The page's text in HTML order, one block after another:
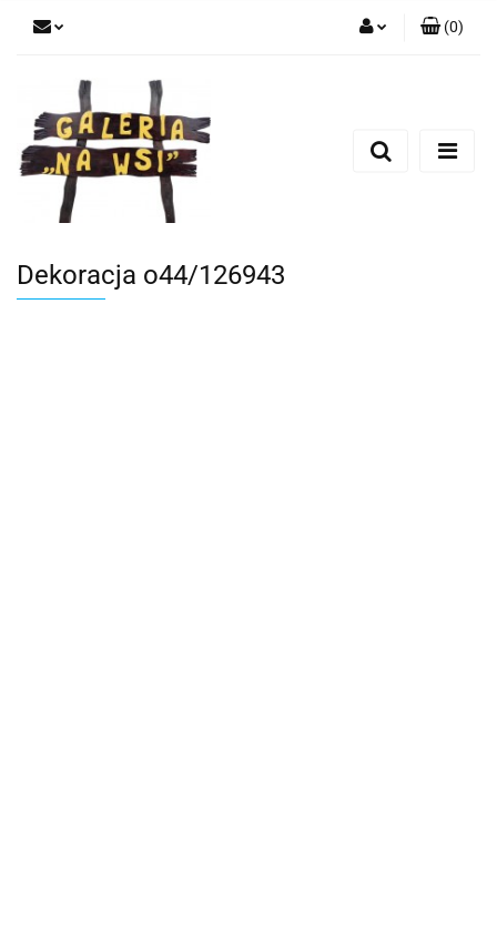
Dodaj zgłoszenie
(0)
Dekoracja o44/126943